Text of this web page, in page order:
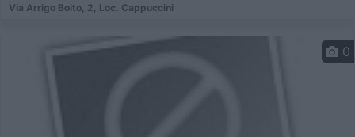
Via Arrigo Boito, 2, Loc. Cappuccini
0